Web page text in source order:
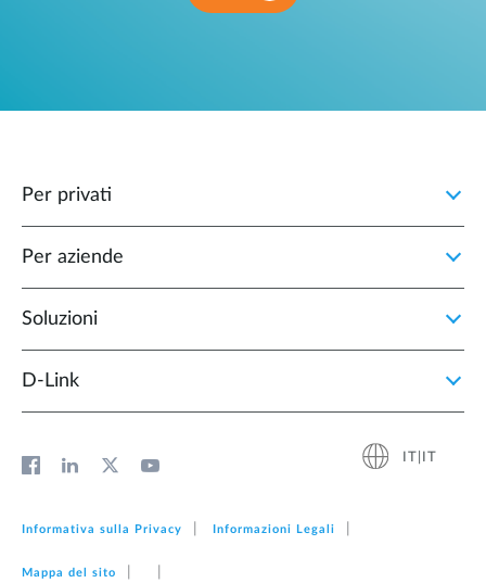
Per privati
Per aziende
Soluzioni
D‑Link
Informativa sulla Privacy Informazioni Legali
Mappa del sito